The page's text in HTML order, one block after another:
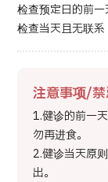
检查预定日的前
检查当天且无联
注意事项/
1.健诊的前一
勿再进食。
2.健诊当天原
出。